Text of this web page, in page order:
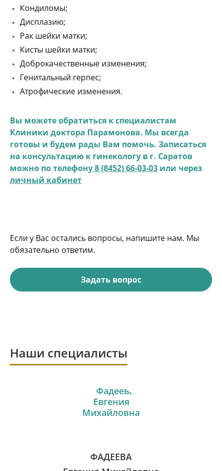
Кондиломы;
Дисплазию;
Рак шейки матки;
Кисты шейки матки;
Доброкачественные изменения;
Генитальный герпес;
Атрофические изменения.
Вы можете обратиться к специалистам
Клиники доктора Парамонова. Мы всегда
готовы и будем рады Вам помочь. Записаться
на консультацию к гинекологу в г. Саратов
можно по телефону8 (8452) 66-03-03 или через
личный кабинет
Если у Вас остались вопросы, напишите нам. Мы
обязательно ответим.
Задать вопрос
Наши специалисты
ФАДЕЕВА